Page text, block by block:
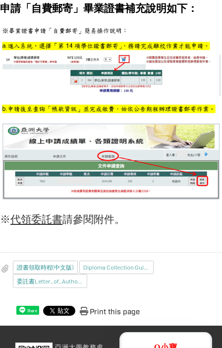
申請「自費郵寄」畢業證書補充說明如下：
※代領委託書請參閱附件。
證書領取時程(中文版)
Share Print this page